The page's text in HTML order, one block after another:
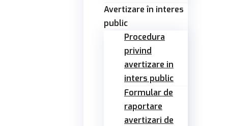
Avertizare în interes
public
Procedura
privind
avertizare in
inters public
Formular de
raportare
avertizari de